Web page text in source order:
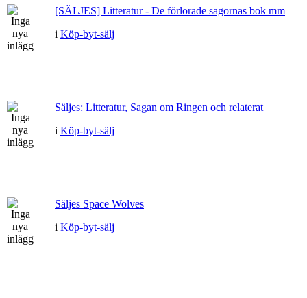
[SÄLJES] Litteratur - De förlorade sagornas bok mm
i Köp-byt-sälj
Säljes: Litteratur, Sagan om Ringen och relaterat
i Köp-byt-sälj
Säljes Space Wolves
i Köp-byt-sälj